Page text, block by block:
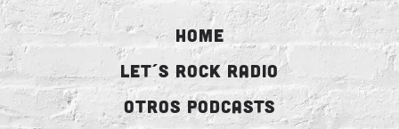
HOME
LET´S ROCK RADIO
OTROS PODCASTS